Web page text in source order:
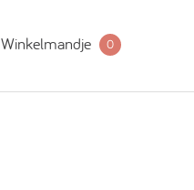
Winkelmandje 0